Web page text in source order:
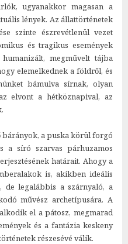
ugyanakkor magasan a
lények. Az állattörténetek
szinte észrevétlenül vezet
és tragikus események
megművelt tájba
elemelkednek a földről, és
bámulva sírnak, olyan
elvont a hétköznapival, az
a puska körül forgó
a síró szarvas párhuzamos
határait. Ahogy a
is, akikben ideális
de legalábbis a szárnyaló, a
művész archetípusára. A
el a pátosz, megmarad
és a fantázia keskeny
részesévé válik.